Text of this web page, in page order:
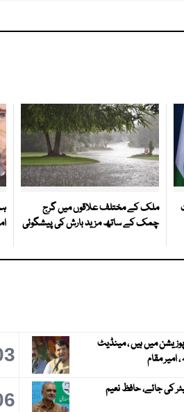
ملک کے مختلف علاقوں میں گرج
چمک کے ساتھ مزید بارش کی پیشگوئی
میں ہیں ، مینڈیٹ
امیر مقام
روپے فی لیٹر کی جائے، حافظ نعیم